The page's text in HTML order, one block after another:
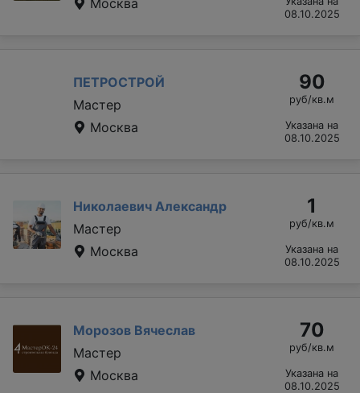
08.10.2025
ПЕТРОСТРОЙ
Мастер
Москва
90
руб/кв.м
Указана на
08.10.2025
Николаевич Александр
Мастер
Москва
1
руб/кв.м
Указана на
08.10.2025
Морозов Вячеслав
Мастер
Москва
70
руб/кв.м
Указана на
08.10.2025